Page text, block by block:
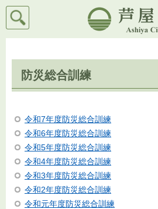
芦屋市
検索
防災総合訓練
令和7年度防災総合訓練
令和6年度防災総合訓練
令和5年度防災総合訓練
令和4年度防災総合訓練
令和3年度防災総合訓練
令和2年度防災総合訓練
令和元年度防災総合訓練